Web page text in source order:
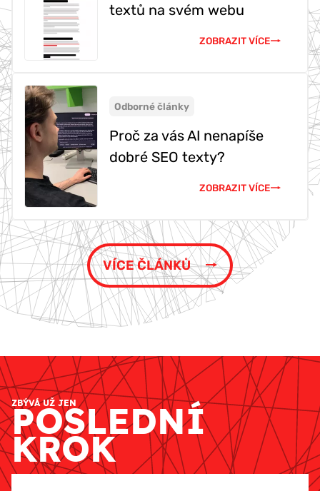
textů na svém webu
ZOBRAZIT VÍCE
Proč za vás AI nenapíše
dobré SEO texty?
Odborné články
ZOBRAZIT VÍCE
VÍCE ČLÁNKŮ
ZBÝVÁ UŽ JEN
POSLEDNÍ
KROK